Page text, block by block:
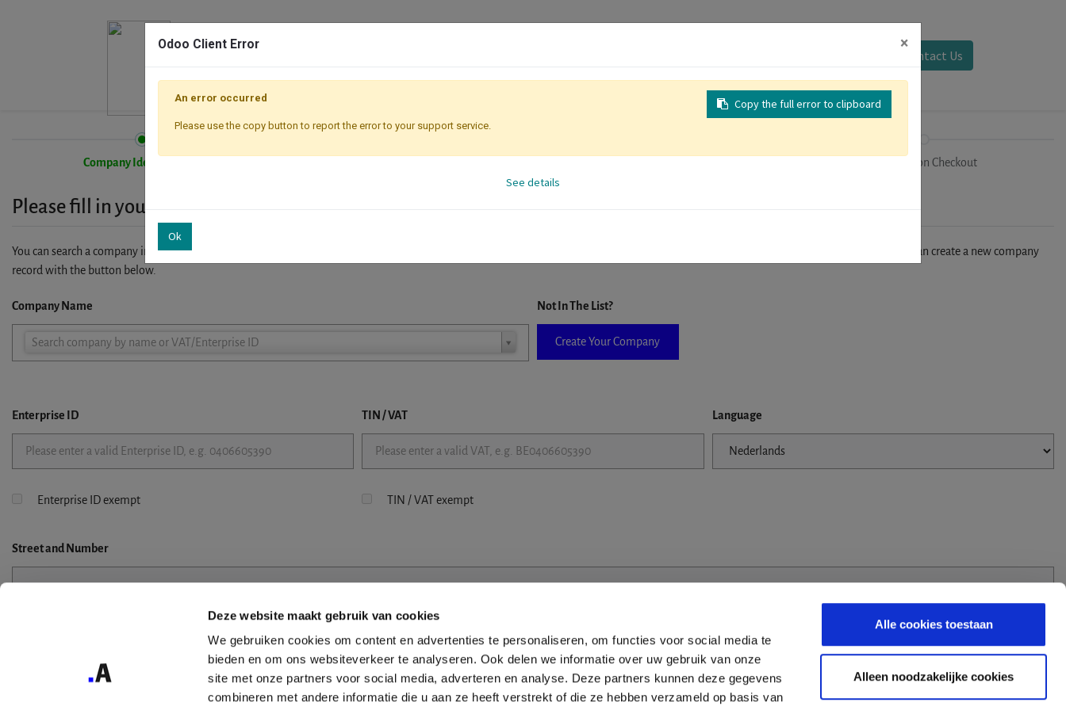
Deze website maakt gebruik van cookies
We gebruiken cookies om content en advertenties te personaliseren, om functies voor social media te
bieden en om ons websiteverkeer te analyseren. Ook delen we informatie over uw gebruik van onze
site met onze partners voor social media, adverteren en analyse. Deze partners kunnen deze gegevens
combineren met andere informatie die u aan ze heeft verstrekt of die ze hebben verzameld op basis van
Alle cookies toestaan
Alleen noodzakelijke cookies
Contact Us
Company Identification Registration Checkout
Please fill in your company details
You can search a company in our database by name, VAT or enterprise ID. When a company is selected it will auto-complete the form. If you don't find your company in our database, you can create a new company
record with the button below.
Company Name
Search company by name or VAT/Enterprise ID
Company
Not In The List?
Create Your Company
Enterprise ID TIN / VAT Language
Enterprise ID exempt TIN / VAT exempt
Streetand Number
Odoo Client Error ×
Copy the full error to clipboard
An error occurred
Please use the copy button to report the error to your support service.
See details
Ok